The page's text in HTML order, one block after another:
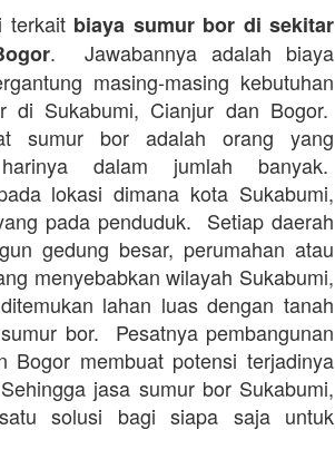
terkait biaya sumur bor di sekitar
. Jawabannya adalah biaya
masing-masing kebutuhan
Sukabumi, Cianjur dan Bogor.
sumur bor adalah orang yang
dalam jumlah banyak.
lokasi dimana kota Sukabumi,
pada penduduk. Setiap daerah
gedung besar, perumahan atau
menyebabkan wilayah Sukabumi,
lahan luas dengan tanah
bor. Pesatnya pembangunan
membuat potensi terjadinya
jasa sumur bor Sukabumi,
solusi bagi siapa saja untuk